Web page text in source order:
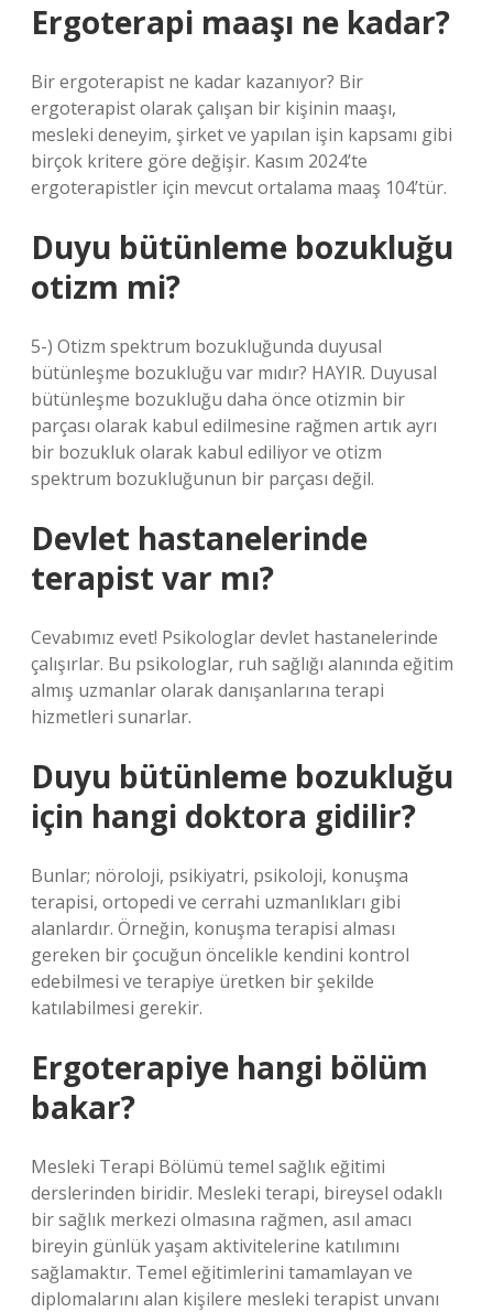
Ergoterapi maaşı ne kadar?
Bir ergoterapist ne kadar kazanıyor? Bir
ergoterapist olarak çalışan bir kişinin maaşı,
mesleki deneyim, şirket ve yapılan işin kapsamı gibi
birçok kritere göre değişir. Kasım 2024’te
ergoterapistler için mevcut ortalama maaş 104’tür.
Duyu bütünleme bozukluğu
otizm mi?
5-) Otizm spektrum bozukluğunda duyusal
bütünleşme bozukluğu var mıdır? HAYIR. Duyusal
bütünleşme bozukluğu daha önce otizmin bir
parçası olarak kabul edilmesine rağmen artık ayrı
bir bozukluk olarak kabul ediliyor ve otizm
spektrum bozukluğunun bir parçası değil.
Devlet hastanelerinde
terapist var mı?
Cevabımız evet! Psikologlar devlet hastanelerinde
çalışırlar. Bu psikologlar, ruh sağlığı alanında eğitim
almış uzmanlar olarak danışanlarına terapi
hizmetleri sunarlar.
Duyu bütünleme bozukluğu
için hangi doktora gidilir?
Bunlar; nöroloji, psikiyatri, psikoloji, konuşma
terapisi, ortopedi ve cerrahi uzmanlıkları gibi
alanlardır. Örneğin, konuşma terapisi alması
gereken bir çocuğun öncelikle kendini kontrol
edebilmesi ve terapiye üretken bir şekilde
katılabilmesi gerekir.
Ergoterapiye hangi bölüm
bakar?
Mesleki Terapi Bölümü temel sağlık eğitimi
derslerinden biridir. Mesleki terapi, bireysel odaklı
bir sağlık merkezi olmasına rağmen, asıl amacı
bireyin günlük yaşam aktivitelerine katılımını
sağlamaktır. Temel eğitimlerini tamamlayan ve
diplomalarını alan kişilere mesleki terapist unvanı